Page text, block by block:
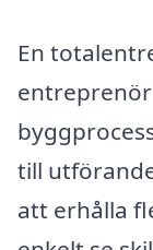
En
till
att erhålla